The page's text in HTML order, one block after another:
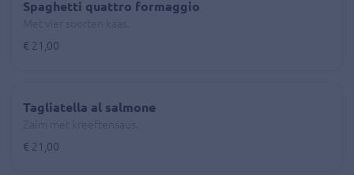
Spaghetti quattro formaggio
€ 21,00
Tagliatella al salmone
€ 21,00